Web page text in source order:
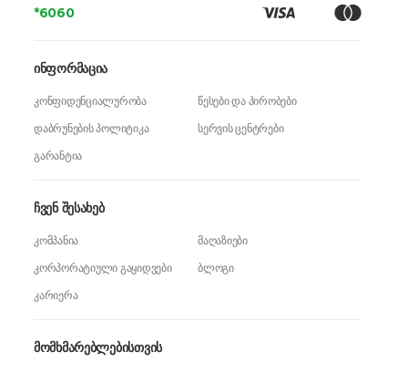
*6060
ჩვენ შესახებ
კომპანია
მაღაზიები
კორპორატიული გაყიდვები
ბლოგი
კარიერა
ინფორმაცია
კონფიდენციალურობა
წესები და პირობები
დაბრუნების პოლიტიკა
სერვის ცენტრები
გარანტია
მომხმარებლებისთვის